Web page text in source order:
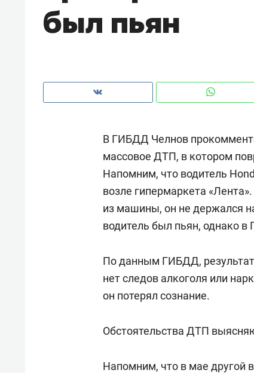
был пьян
В ГИБДД Челнов
массовое ДТП, в котором
Напомним, что водитель
возле гипермаркета
из машины, он не держался
водитель был пьян, однако
По данным ГИБДД,
нет следов алкоголя или
он потерял сознание.
Обстоятельства ДТП
Напомним, что в мае другой
чем интересен Оман?
ЖК «Заря»